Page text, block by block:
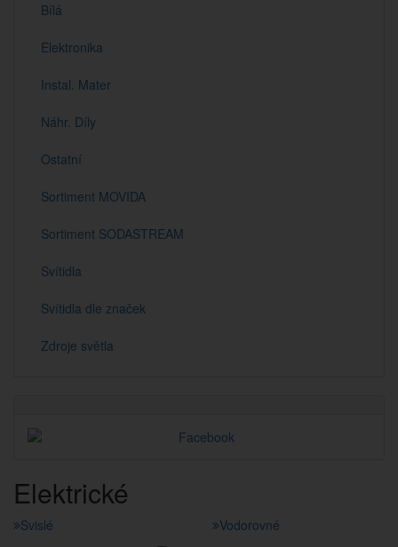
Bílá
Elektronika
Instal. Mater
Náhr. Díly
Ostatní
Sortiment MOVIDA
Sortiment SODASTREAM
Svítidla
Svítidla dle značek
Zdroje světla
Elektrické
Svislé
Vodorovné